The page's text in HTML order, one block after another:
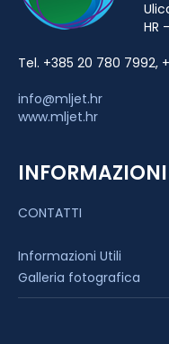
HR
Tel. +385 20 780 7992,
info@mljet.hr
www.mljet.hr
CONTATTI
Informazioni Utili
Galleria fotografica